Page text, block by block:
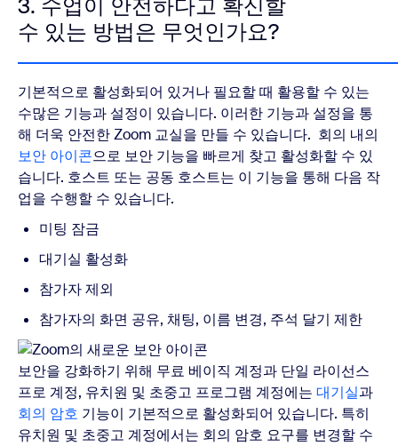
3. 수업이 안전하다고 확신할
수 있는 방법은 무엇인가요?
기본적으로 활성화되어 있거나 필요할 때 활용할 수 있는
수많은 기능과 설정이 있습니다. 이러한 기능과 설정을 통
해 더욱 안전한 Zoom 교실을 만들 수 있습니다. 회의 내의
보안 아이콘으로 보안 기능을 빠르게 찾고 활성화할 수 있
습니다. 호스트 또는 공동 호스트는 이 기능을 통해 다음 작
업을 수행할 수 있습니다.
미팅 잠금
대기실 활성화
참가자 제외
참가자의 화면 공유, 채팅, 이름 변경, 주석 달기 제한
보안을 강화하기 위해 무료 베이직 계정과 단일 라이선스
프로 계정, 유치원 및 초중고 프로그램 계정에는 대기실과
회의 암호 기능이 기본적으로 활성화되어 있습니다. 특히
유치원 및 초중고 계정에서는 회의 암호 요구를 변경할 수